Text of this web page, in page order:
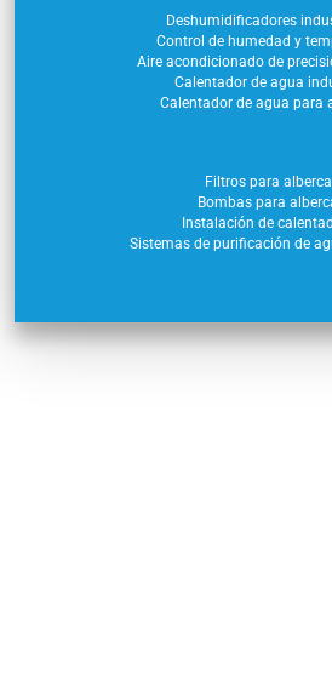
Deshumidificadores
Control de humedad y
Aire acondicionado de
Calentador de agua
Calentador de agua para
Filtros para
Bombas para
Instalación de
Sistemas de purificación de